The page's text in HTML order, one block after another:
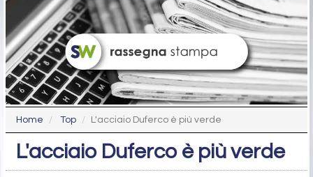
Home Top L'acciaio Duferco è più verde
L'acciaio Duferco è più verde